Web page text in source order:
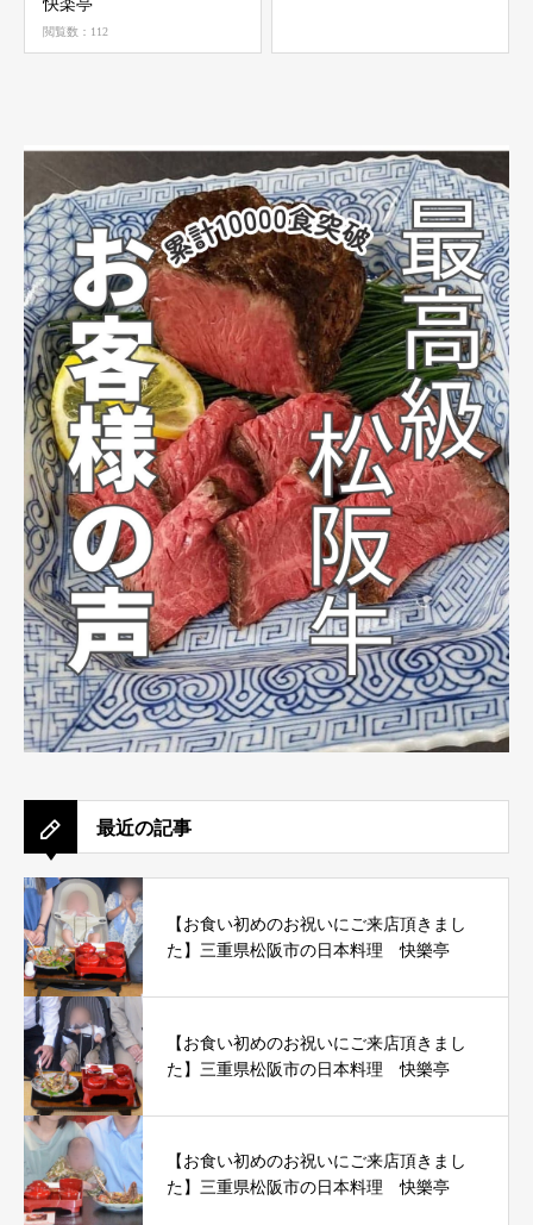
快楽亭
閲覧数：112
最近の記事
【お食い初めのお祝いにご来店頂きまし
た】三重県松阪市の日本料理 快樂亭
【お食い初めのお祝いにご来店頂きまし
た】三重県松阪市の日本料理 快樂亭
【お食い初めのお祝いにご来店頂きまし
た】三重県松阪市の日本料理 快樂亭